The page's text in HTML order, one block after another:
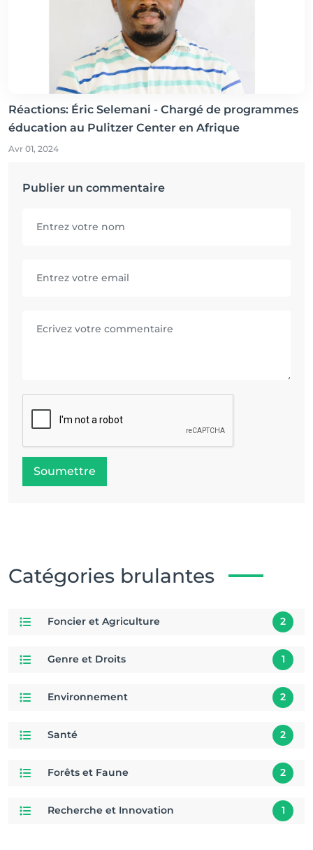
Réactions: Éric Selemani - Chargé de programmes
éducation au Pulitzer Center en Afrique
Avr 01, 2024
Publier un commentaire
Soumettre
Catégories brulantes
Foncier et Agriculture 2
Genre et Droits 1
Environnement 2
Santé 2
Forêts et Faune 2
Recherche et Innovation 1